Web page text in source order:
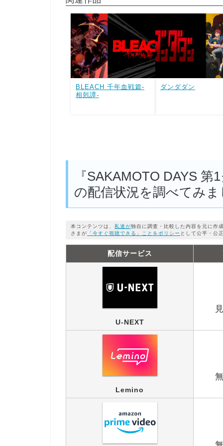
BLEACH 千年血戦篇-
相剋譚-
ダンダダン
『SAKAMOTO DAYS
の配信状況を調べてみ
本コンテンツは、私達が独自に調査・比較した内容を元に作
さまが 「今すぐ視聴できる」ことをポリシー として公平・公
配信サービス
U-NEXT
Lemino